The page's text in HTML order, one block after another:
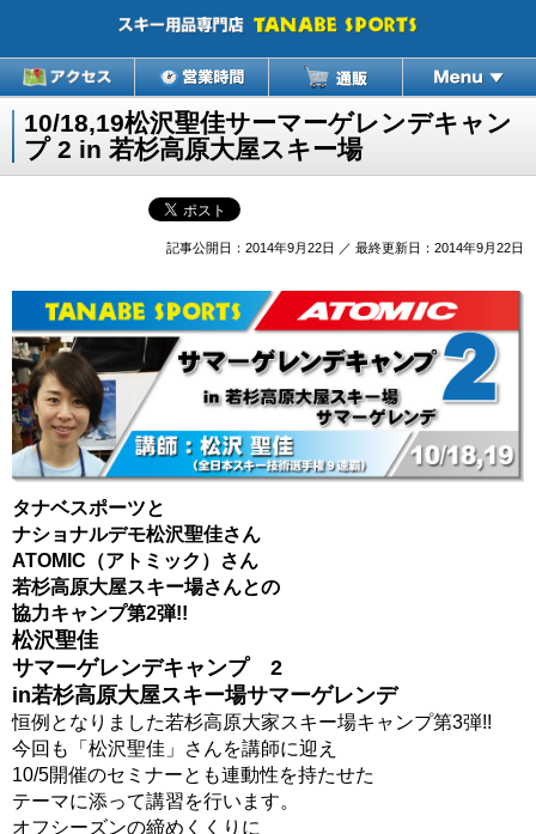
10/18,19松沢聖佳サーマーゲレンデキャン
プ 2 in 若杉高原大屋スキー場
記事公開日：2014年9月22日 ／ 最終更新日：2014年9月22日
タナベスポーツと
ナショナルデモ松沢聖佳さん
ATOMIC（アトミック）さん
若杉高原大屋スキー場さんとの
協力キャンプ第2弾!!
松沢聖佳
サマーゲレンデキャンプ 2
in若杉高原大屋スキー場サマーゲレンデ
恒例となりました若杉高原大家スキー場キャンプ第3弾!!
今回も「松沢聖佳」さんを講師に迎え
10/5開催のセミナーとも連動性を持たせた
テーマに添って講習を行います。
オフシーズンの締めくくりに